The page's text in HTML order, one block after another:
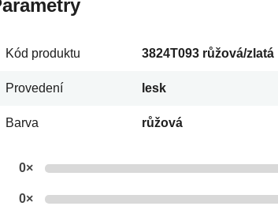
Kód produktu 3824T093 růžová/zlatá
Provedení lesk
Barva růžová
0×
0×